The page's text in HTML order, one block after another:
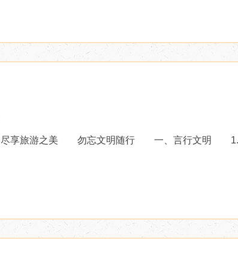
旅游之美 勿忘文明随行 一、言行文明 1.